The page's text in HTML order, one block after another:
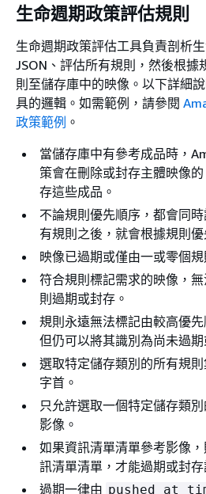
生命週期政策評估規則
生命週期政策評估工具負責剖析
JSON、評估所有規則，然後根據
則至儲存庫中的映像。以下詳細
具的邏輯。如需範例，請參閱
政策範例 。
當儲存庫中有參考成品時，
策會在刪除或封存主體映像
存這些成品。
不論規則優先順序，都會同
有規則之後，就會根據規則
映像已過期或僅由一或零個規
符合規則標記需求的映像，
則過期或封存。
規則永遠無法標記由較高優
但仍可以將其識別為尚未過期
選取特定儲存類別的所有規
字首。
只允許選取一個特定儲存類
影像。
如果資訊清單清單參考影像
訊清單清單，才能過期或封存
過期一律由